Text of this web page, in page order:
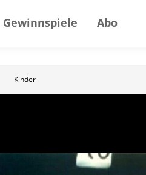
Gewinnspiele Abo
Kinder